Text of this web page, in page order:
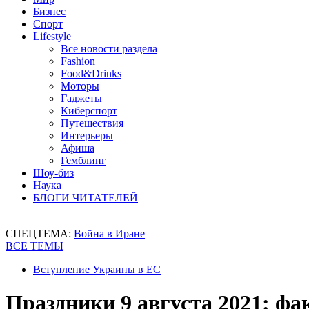
Бизнес
Спорт
Lifestyle
Все новости раздела
Fashion
Food&Drinks
Моторы
Гаджеты
Киберспорт
Путешествия
Интерьеры
Афиша
Гемблинг
Шоу-биз
Наука
БЛОГИ ЧИТАТЕЛЕЙ
СПЕЦТЕМА: Война в Иране
ВСЕ ТЕМЫ
Вступление Украины в ЕС
Праздники 9 августа 2021: